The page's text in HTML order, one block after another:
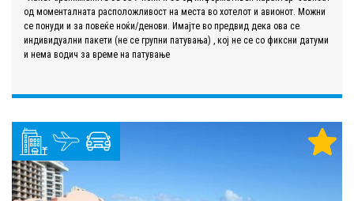
од моменталната расположливост на места во хотелот и авионот. Можни
се понуди и за повеќе ноќи/денови. Имајте во предвид дека ова се
индивидуални пакети (не се групни патувања) , кој не се со фиксни датуми
и нема водич за време на патување